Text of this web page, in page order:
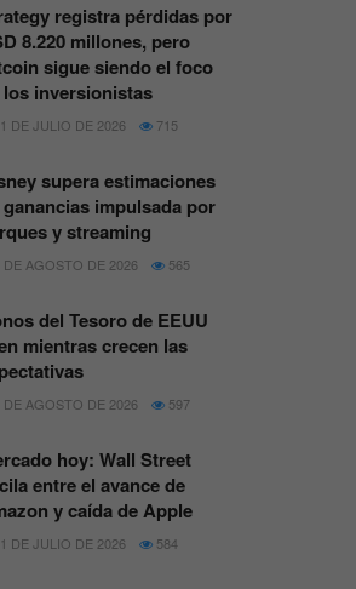
registra pérdidas por
8.220 millones, pero
sigue siendo el foco
los inversionistas
DE JULIO DE 2026 715
supera estimaciones
impulsada por
y streaming
AGOSTO DE 2026 565
del Tesoro de EEUU
mientras crecen las
AGOSTO DE 2026 597
hoy: Wall Street
entre el avance de
y caída de Apple
DE JULIO DE 2026 584